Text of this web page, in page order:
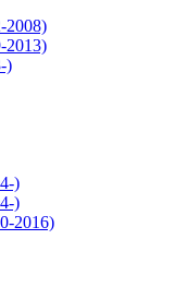
2008)
2013)
)
)
)
2016)